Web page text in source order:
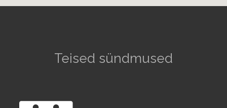
Teised sündmused